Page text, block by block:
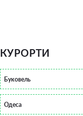
КУРОРТИ
Буковель
Одеса